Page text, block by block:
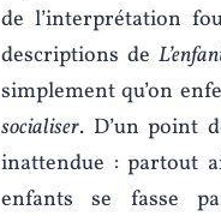
de l’interprétation
descriptions de
simplement qu’on
socialiser. D’un point
inattendue : partout
enfants se fasse